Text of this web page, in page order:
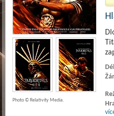
Photo © Relativity Media.